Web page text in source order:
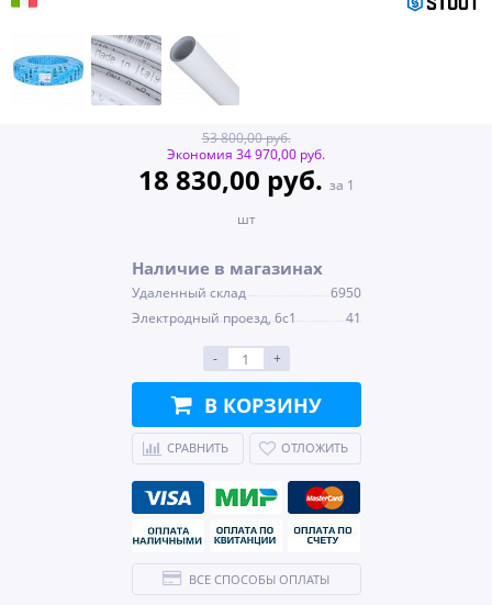
53 800,00 руб.
Экономия 34 970,00 руб.
18 830,00 руб. за 1
шт
Наличие в магазинах
Удаленный склад
6950
Электродный проезд, 6с1
41
- +
В КОРЗИНУ
СРАВНИТЬ ОТЛОЖИТЬ
ВСЕ СПОСОБЫ ОПЛАТЫ